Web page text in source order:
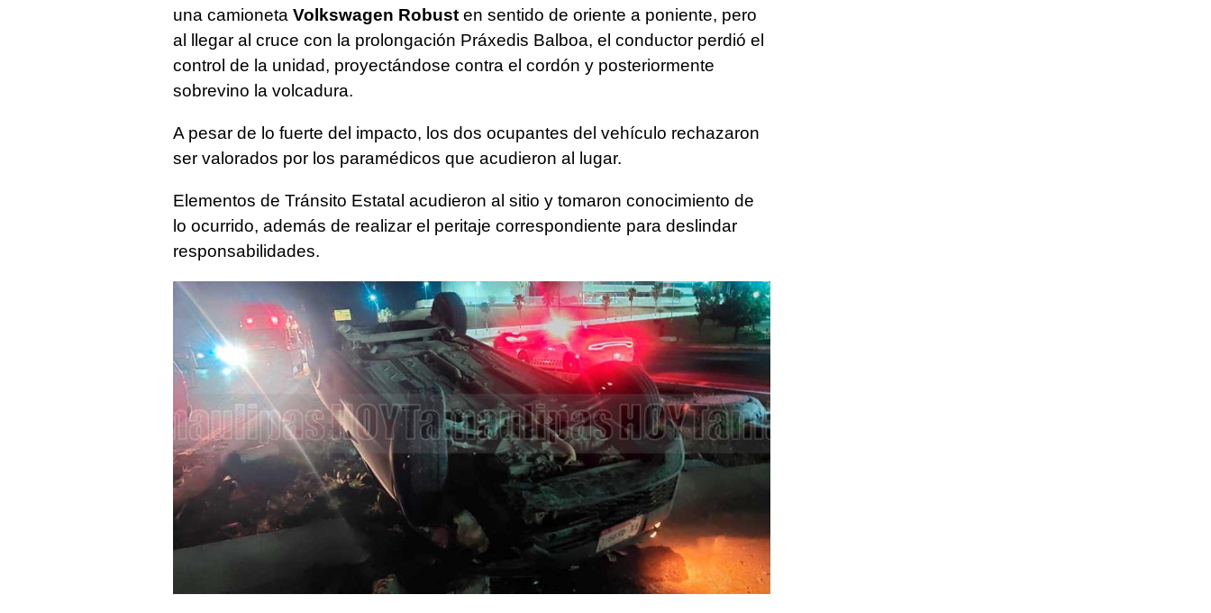
una camioneta Volkswagen Robust en sentido de oriente a poniente, pero
al llegar al cruce con la prolongación Práxedis Balboa, el conductor perdió el
control de la unidad, proyectándose contra el cordón y posteriormente
sobrevino la volcadura.
A pesar de lo fuerte del impacto, los dos ocupantes del vehículo rechazaron
ser valorados por los paramédicos que acudieron al lugar.
Elementos de Tránsito Estatal acudieron al sitio y tomaron conocimiento de
lo ocurrido, además de realizar el peritaje correspondiente para deslindar
responsabilidades.